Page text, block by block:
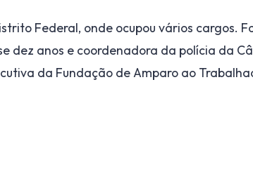
Federal, onde ocupou vários cargos.
dez anos e coordenadora da polícia da
da Fundação de Amparo ao